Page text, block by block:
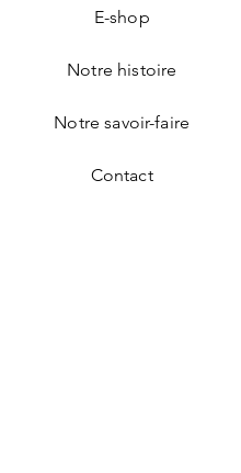
E-shop
Notre histoire
Notre savoir-faire
Contact